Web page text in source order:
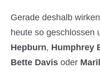
Gerade deshalb
heute so geschlossen
Hepburn, Humphrey
Bette Davis oder